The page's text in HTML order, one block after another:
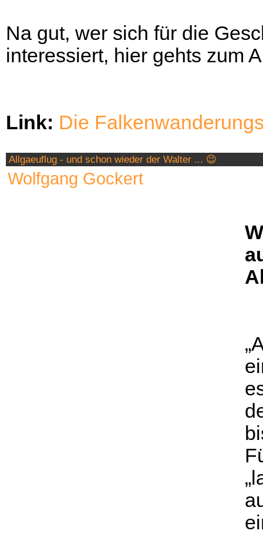
Na gut, wer sich für die
interessiert, hier gehts zum
Link: Die
Allgaeuflug - und schon wieder der Walter ... 😉
Wolfgang Gockert